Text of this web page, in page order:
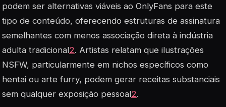
podem ser alternativas viáveis ao OnlyFans para este
tipo de conteúdo, oferecendo estruturas de assinatura
semelhantes com menos associação direta à indústria
adulta tradicional2. Artistas relatam que ilustrações
NSFW, particularmente em nichos específicos como
hentai ou arte furry, podem gerar receitas substanciais
sem qualquer exposição pessoal2.